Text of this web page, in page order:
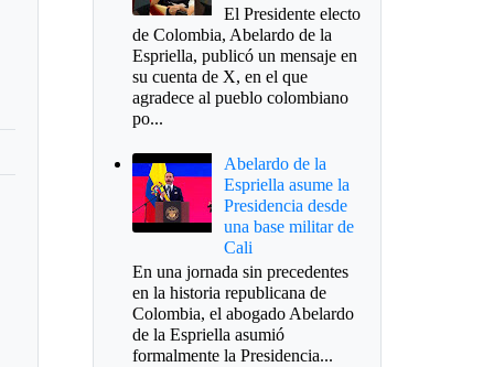
El Presidente electo
de Colombia, Abelardo de la
Espriella, publicó un mensaje en
su cuenta de X, en el que
agradece al pueblo colombiano
po...
Abelardo de la
Espriella asume la
Presidencia desde
una base militar de
Cali
En una jornada sin precedentes
en la historia republicana de
Colombia, el abogado Abelardo
de la Espriella asumió
formalmente la Presidencia...